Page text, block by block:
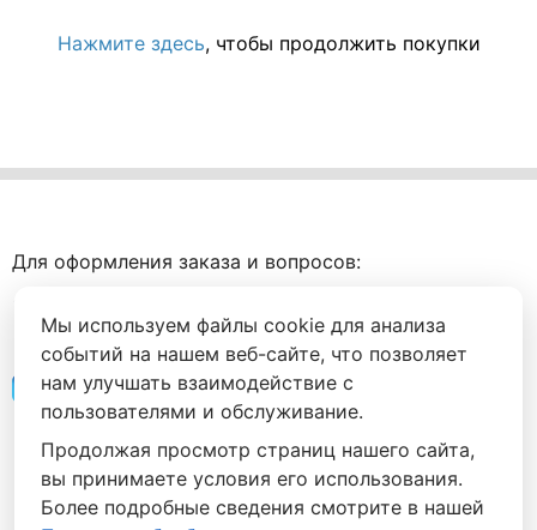
Нажмите здесь, чтобы продолжить покупки
Для оформления заказа и вопросов:
+7 (999) 905-94-56
Напишите нам
Домодедово, с. Ям,
ул. Почтовая 24
Часы работы: Пн-Пт 10-19, Сб 10-17, Вс - выходной.
Мы используем файлы cookie для анализа
событий на нашем веб-сайте, что позволяет
нам улучшать взаимодействие с
пользователями и обслуживание.
Продолжая просмотр страниц нашего сайта,
вы принимаете условия его использования.
Более подробные сведения смотрите в нашей